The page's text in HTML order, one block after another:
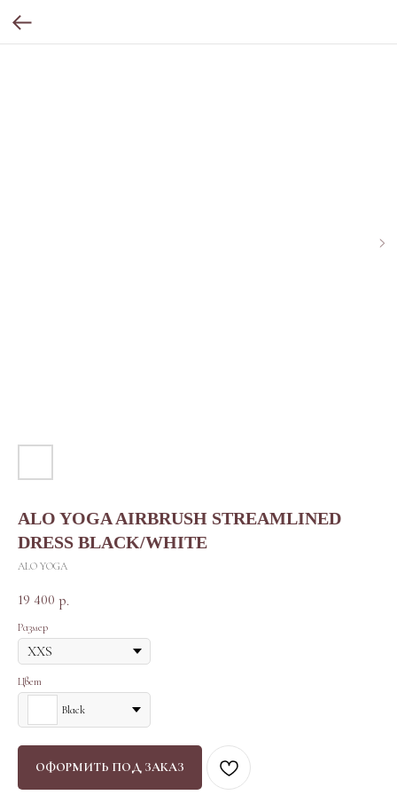
ALO YOGA AIRBRUSH STREAMLINED
DRESS BLACK/WHITE
ALO YOGA
19 400 р.
Размер
Цвет
Black
ОФОРМИТЬ ПОД ЗАКАЗ